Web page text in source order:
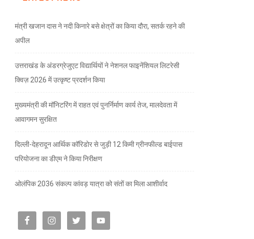
मंत्री खजान दास ने नदी किनारे बसे क्षेत्रों का किया दौरा, सतर्क रहने की
अपील
उत्तराखंड के अंडरग्रेजुएट विद्यार्थियों ने नेशनल फाइनेंशियल लिटरेसी
क्विज़ 2026 में उत्कृष्ट प्रदर्शन किया
मुख्यमंत्री की मॉनिटरिंग में राहत एवं पुनर्निर्माण कार्य तेज, मालदेवता में
आवागमन सुरक्षित
दिल्ली-देहरादून आर्थिक कॉरिडोर से जुड़ी 12 किमी ग्रीनफील्ड बाईपास
परियोजना का डीएम ने किया निरीक्षण
ओलंपिक 2036 संकल्प कांवड़ यात्रा को संतों का मिला आशीर्वाद